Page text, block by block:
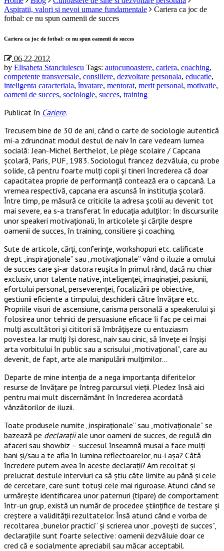
Aspiratii, valori si nevoi umane fundamentale
Cariera ca joc de
fotbal: ce nu spun oamenii de succes
Cariera ca joc de fotbal: ce nu spun oamenii de succes
06.22.2012
by Elisabeta Stanciulescu Tags: autocunoastere, cariera, coaching,
competente transversale, consiliere, dezvoltare personala, educatie,
inteligenta caracteriala,învatare, mentorat, merit personal, motivatie,
oameni de succes, sociologie, succes, training
Publicat în Cariere.
Trecusem bine de 30 de ani, când o carte de sociologie autentică
mi-a zdruncinat modul destul de naiv în care vedeam lumea
socială: Jean-Michel Berthelot, Le piège scolaire / Capcana
şcolară, Paris, PUF, 1983. Sociologul francez dezvăluia, cu probe
solide, că pentru foarte mulţi copii şi tineri încrederea că doar
capacitatea proprie de performanţă contează era o capcană. La
vremea respectivă, capcana era ascunsă în instituţia şcolară.
Între timp, pe măsură ce criticile la adresa şcolii au devenit tot
mai severe, ea s-a transferat în educaţia adulţilor: în discursurile
unor speakeri motivaţionali, în articolele şi cărţile despre
oamenii de succes, în training, consiliere şi coaching.
Sute de articole, cărţi, conferinţe, workshopuri etc. calificate
drept „inspiraţionale” sau „motivaţionale” vând o iluzie a omului
de succes care şi-ar datora reuşita în primul rând, dacă nu chiar
exclusiv, unor talente native, inteligenţei, imaginaţiei, pasiunii,
efortului personal, perseverenţei, focalizării pe obiective,
gestiunii eficiente a timpului, deschiderii către învăţare etc.
Propriile visuri de ascensiune, carisma personală a speakerului şi
folosirea unor tehnici de persuasiune eficace îi fac pe cei mai
mulţi ascultători şi cititori să îmbrăţişeze cu entuziasm
povestea. Iar mulţi îşi doresc, naiv sau cinic, să înveţe ei înşişi
arta vorbitului în public sau a scrisului „motivaţional”, care au
devenit, de fapt, arte ale manipulării mulţimilor…
Departe de mine intenţia de a nega importanţa diferitelor
resurse de învăţare pe întreg parcursul vieţii. Pledez însă aici
pentru mai mult discernământ în încrederea acordată
vânzătorilor de iluzii.
Toate produsele numite „inspiraţionale” sau „motivaţionale” se
bazează pe declaraţiiale unor oameni de succes, de regulă din
afaceri sau showbiz – succesul înseamnă musai a face mulţi
bani şi/sau a te afla în lumina reflectoarelor, nu-i aşa? Câtă
încredere putem avea în aceste declaraţii? Am recoltat şi
prelucrat destule interviuri ca să ştiu câte limite au până şi cele
de cercetare, care sunt totuşi cele mai riguroase. Atunci când se
urmăreşte identificarea unor paternuri (tipare) de comportament
într-un grup, există un număr de procedee ştiinţifice de testare şi
creştere a validităţii rezultatelor. Însă atunci când e vorba de
recoltarea „bunelor practici” şi scrierea unor „poveşti de succes”,
declaraţiile sunt foarte selective: oamenii dezvăluie doar ce
cred că e socialmente apreciabil sau măcar acceptabil.